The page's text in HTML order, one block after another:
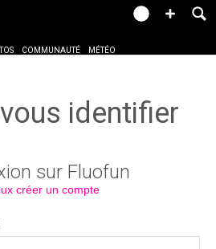
COMMUNAUTÉ MÉTÉO
identifier
sur Fluofun
créer un compte